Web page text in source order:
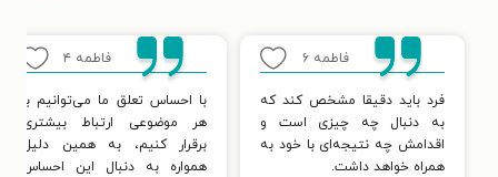
فاطمه ۶
فرد باید دقیقا مشخص کند که
به دنبال چه چیزی است و
اقدامش چه نتیجه‌ای با خود به
همراه خواهد داشت.
فاطمه ۴
با احساس تعلق ما می‌توانیم با
هر موضوعی ارتباط بیشتری
برقرار کنیم، به همین دلیل
همواره به دنبال این احساس